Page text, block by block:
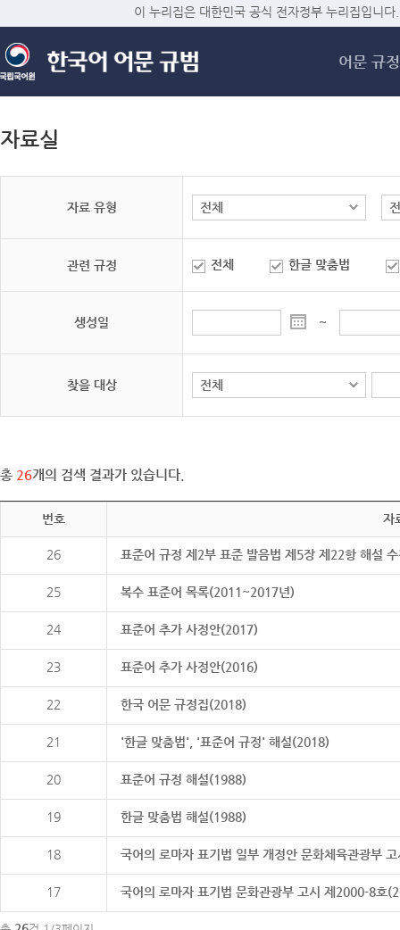
메
이 누리집은 대한민국 공식 전자정부 누리집입니다.
어문 규정
자료실
자료 유형
관련 규정 전체 한글 맞춤법
생성일 ~
찾을 대상
총 26개의 검색 결과가 있습니다.
번호 자
26 표준어 규정 제2부 표준 발음법 제5장 제22항 해설
25 복수 표준어 목록(2011~2017년)
24 표준어 추가 사정안(2017)
23 표준어 추가 사정안(2016)
22 한국 어문 규정집(2018)
21 '한글 맞춤법', '표준어 규정' 해설(2018)
20 표준어 규정 해설(1988)
19 한글 맞춤법 해설(1988)
18 국어의 로마자 표기법 일부 개정안 문화체육관광부
17 국어의 로마자 표기법 문화관광부 고시 제2000-8호